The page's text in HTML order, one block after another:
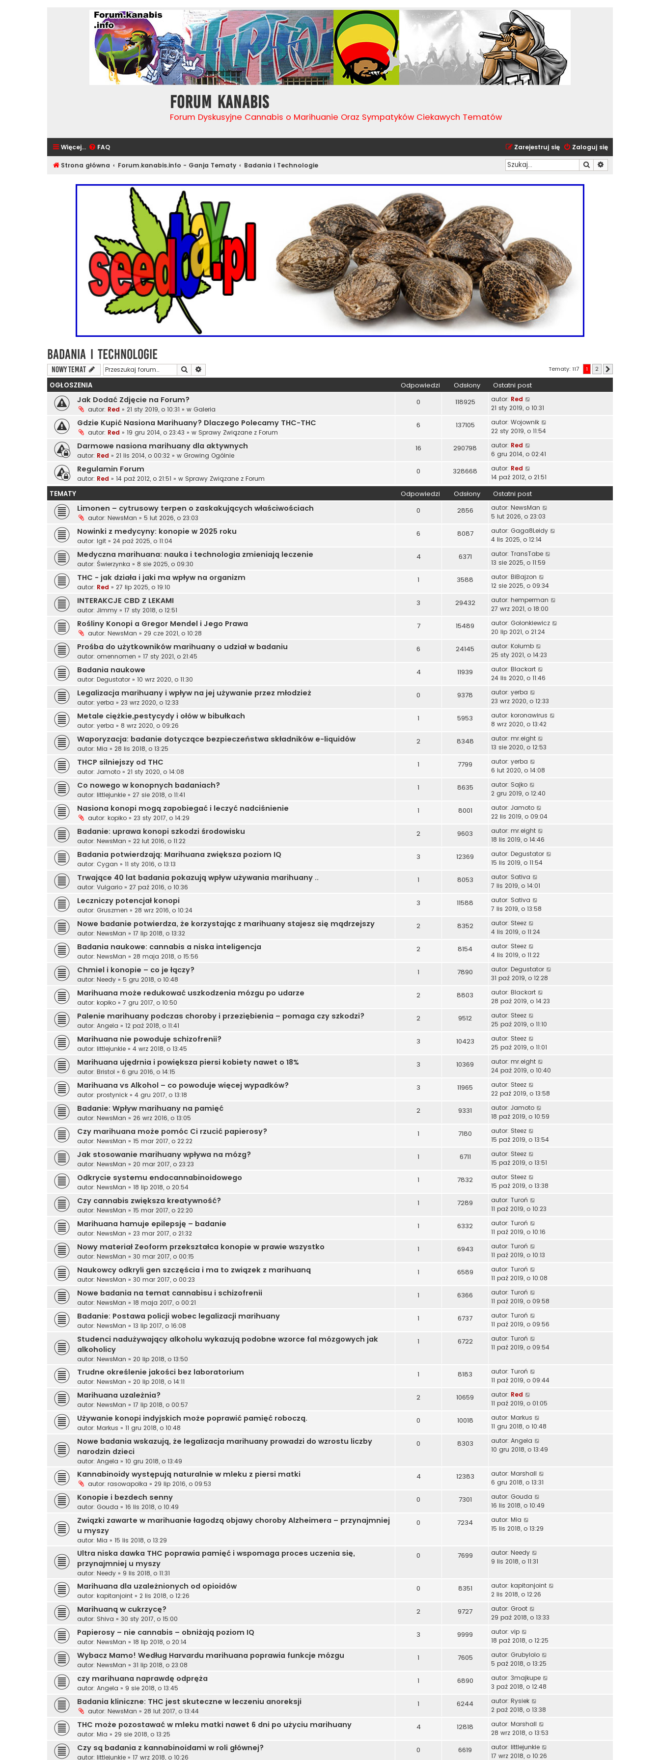
Forum Kanabis
Forum Dyskusyjne Cannabis o Marihuanie Oraz Sympatyków Ciekawych Tematów
Więcej… FAQ Zaloguj się
Zarejestruj się
Strona główna Forum.kanabis.info - Ganja Tematy Badania i Technologie Szukaj
Badania i Technologie
NOWY TEMAT Szukaj Tematy: 117 1 2
OGŁOSZENIA Odpowiedzi Odsłony Ostatni post
Jak Dodać Zdjęcie na Forum?
autor: Red » 21 sty 2019, o 10:31 » w Galeria
0 118925 autor: Red
21 sty 2019, o 10:31
Gdzie Kupić Nasiona Marihuany? Dlaczego Polecamy THC-THC
autor: Red » 19 gru 2014, o 23:43 » w Sprawy Związane z Forum
6 137105 autor: Wojownik
22 sty 2019, o 11:54
Darmowe nasiona marihuany dla aktywnych
autor: Red » 21 lis 2014, o 00:32 » w Growing Ogólnie
16 290798 autor: Red
6 gru 2014, o 02:41
Regulamin Forum
autor: Red » 14 paź 2012, o 21:51 » w Sprawy Związane z Forum
0 328668 autor: Red
14 paź 2012, o 21:51
TEMATY Odpowiedzi Odsłony Ostatni post
Limonen – cytrusowy terpen o zaskakujących właściwościach
autor: NewsMan » 5 lut 2026, o 23:03
0 2856 autor: NewsMan
5 lut 2026, o 23:03
Nowinki z medycyny: konopie w 2025 roku
autor: Igit » 24 paź 2025, o 11:04
6 8087 autor: Gaga8Leidy
4 lis 2025, o 12:14
Medyczna marihuana: nauka i technologia zmieniają leczenie
autor: Świerzynka » 8 sie 2025, o 09:30
4 6371 autor: TransTabe
13 sie 2025, o 11:59
THC - jak działa i jaki ma wpływ na organizm
autor: Red » 27 lip 2025, o 19:10
1 3588 autor: BiBajzon
12 sie 2025, o 09:34
INTERAKCJE CBD Z LEKAMI
autor: Jimmy » 17 sty 2018, o 12:51
3 29432 autor: hemperman
27 wrz 2021, o 18:00
Rośliny Konopi a Gregor Mendel i Jego Prawa
autor: NewsMan » 29 cze 2021, o 10:28
7 15489 autor: Golonkiewicz
20 lip 2021, o 21:24
Prośba do użytkowników marihuany o udział w badaniu
autor: omennomen » 17 sty 2021, o 21:45
6 24145 autor: Kolumb
25 sty 2021, o 14:23
Badania naukowe
autor: Degustator » 10 wrz 2020, o 11:30
4 11939 autor: Blackart
24 lis 2020, o 11:46
Legalizacja marihuany i wpływ na jej używanie przez młodzież
autor: yerba » 23 wrz 2020, o 12:33
0 9378 autor: yerba
23 wrz 2020, o 12:33
Metale ciężkie,pestycydy i ołów w bibułkach
autor: yerba » 8 wrz 2020, o 09:26
1 5953 autor: koronawirus
8 wrz 2020, o 13:42
Waporyzacja: badanie dotyczące bezpieczeństwa składników e-liquidów
autor: Mia » 28 lis 2018, o 13:25
2 8348 autor: mr.eight
13 sie 2020, o 12:53
THCP silniejszy od THC
autor: Jamoto » 21 sty 2020, o 14:08
1 7799 autor: yerba
6 lut 2020, o 14:08
Co nowego w konopnych badaniach?
autor: littlejunkie » 27 sie 2018, o 11:41
1 8635 autor: Sajko
2 gru 2019, o 12:40
Nasiona konopi mogą zapobiegać i leczyć nadciśnienie
autor: kopiko » 23 sty 2017, o 14:29
1 8001 autor: Jamoto
22 lis 2019, o 09:04
Badanie: uprawa konopi szkodzi środowisku
autor: NewsMan » 22 lut 2016, o 11:22
2 9603 autor: mr.eight
18 lis 2019, o 14:46
Badania potwierdzają: Marihuana zwiększa poziom IQ
autor: Cygan » 11 sty 2016, o 13:13
3 12369 autor: Degustator
15 lis 2019, o 11:54
Trwające 40 lat badania pokazują wpływ używania marihuany ..
autor: Vulgario » 27 paź 2016, o 10:36
1 8053 autor: Sativa
7 lis 2019, o 14:01
Leczniczy potencjał konopi
autor: Gruszmen » 28 wrz 2016, o 10:24
3 11588 autor: Sativa
7 lis 2019, o 13:58
Nowe badanie potwierdza, że korzystając z marihuany stajesz się mądrzejszy
autor: NewsMan » 17 lip 2018, o 13:32
2 8352 autor: Steez
4 lis 2019, o 11:24
Badania naukowe: cannabis a niska inteligencja
autor: NewsMan » 28 maja 2018, o 15:56
2 8154 autor: Steez
4 lis 2019, o 11:22
Chmiel i konopie – co je łączy?
autor: Needy » 5 gru 2018, o 10:48
1 7890 autor: Degustator
31 paź 2019, o 12:28
Marihuana może redukować uszkodzenia mózgu po udarze
autor: kopiko » 7 gru 2017, o 10:50
2 8803 autor: Blackart
28 paź 2019, o 14:23
Palenie marihuany podczas choroby i przeziębienia – pomaga czy szkodzi?
autor: Angela » 12 paź 2018, o 11:41
2 9512 autor: Steez
25 paź 2019, o 11:10
Marihuana nie powoduje schizofrenii?
autor: littlejunkie » 4 wrz 2018, o 13:45
3 10423 autor: Steez
25 paź 2019, o 11:01
Marihuana ujędrnia i powiększa piersi kobiety nawet o 18%
autor: Bristol » 6 gru 2016, o 14:15
3 10369 autor: mr.eight
24 paź 2019, o 10:40
Marihuana vs Alkohol – co powoduje więcej wypadków?
autor: prostynick » 4 gru 2017, o 13:18
3 11965 autor: Steez
22 paź 2019, o 13:58
Badanie: Wpływ marihuany na pamięć
autor: NewsMan » 26 wrz 2016, o 13:05
2 9331 autor: Jamoto
18 paź 2019, o 10:59
Czy marihuana może pomóc Ci rzucić papierosy?
autor: NewsMan » 15 mar 2017, o 22:22
1 7180 autor: Steez
15 paź 2019, o 13:54
Jak stosowanie marihuany wpływa na mózg?
autor: NewsMan » 20 mar 2017, o 23:23
1 6711 autor: Steez
15 paź 2019, o 13:51
Odkrycie systemu endocannabinoidowego
autor: NewsMan » 18 lip 2018, o 20:54
1 7832 autor: Steez
15 paź 2019, o 13:38
Czy cannabis zwiększa kreatywność?
autor: NewsMan » 15 mar 2017, o 22:20
1 7289 autor: Turoń
11 paź 2019, o 10:23
Marihuana hamuje epilepsję – badanie
autor: NewsMan » 23 mar 2017, o 21:32
1 6332 autor: Turoń
11 paź 2019, o 10:16
Nowy materiał Zeoform przekształca konopie w prawie wszystko
autor: NewsMan » 30 mar 2017, o 00:15
1 6943 autor: Turoń
11 paź 2019, o 10:13
Naukowcy odkryli gen szczęścia i ma to związek z marihuaną
autor: NewsMan » 30 mar 2017, o 00:23
1 6589 autor: Turoń
11 paź 2019, o 10:08
Nowe badania na temat cannabisu i schizofrenii
autor: NewsMan » 18 maja 2017, o 00:21
1 6366 autor: Turoń
11 paź 2019, o 09:58
Badanie: Postawa policji wobec legalizacji marihuany
autor: NewsMan » 13 lip 2017, o 16:08
1 6737 autor: Turoń
11 paź 2019, o 09:56
Studenci nadużywający alkoholu wykazują podobne wzorce fal mózgowych jak
alkoholicy
autor: NewsMan » 20 lip 2018, o 13:50
1 6722 autor: Turoń
11 paź 2019, o 09:54
Trudne określenie jakości bez laboratorium
autor: NewsMan » 20 lip 2018, o 14:11
1 8183 autor: Turoń
11 paź 2019, o 09:44
Marihuana uzależnia?
autor: NewsMan » 17 lip 2018, o 00:57
2 10659 autor: Red
11 paź 2019, o 01:05
Używanie konopi indyjskich może poprawić pamięć roboczą.
autor: Markus » 11 gru 2018, o 10:48
0 10018 autor: Markus
11 gru 2018, o 10:48
Nowe badania wskazują, że legalizacja marihuany prowadzi do wzrostu liczby
narodzin dzieci
autor: Angela » 10 gru 2018, o 13:49
0 8303 autor: Angela
10 gru 2018, o 13:49
Kannabinoidy występują naturalnie w mleku z piersi matki
autor: rasowapolka » 29 lip 2016, o 09:53
4 12383 autor: Marshall
6 gru 2018, o 13:31
Konopie i bezdech senny
autor: Gouda » 16 lis 2018, o 10:49
0 7301 autor: Gouda
16 lis 2018, o 10:49
Związki zawarte w marihuanie łagodzą objawy choroby Alzheimera – przynajmniej
u myszy
autor: Mia » 15 lis 2018, o 13:29
0 7234 autor: Mia
15 lis 2018, o 13:29
Ultra niska dawka THC poprawia pamięć i wspomaga proces uczenia się,
przynajmniej u myszy
autor: Needy » 9 lis 2018, o 11:31
0 7699 autor: Needy
9 lis 2018, o 11:31
Marihuana dla uzależnionych od opioidów
autor: kapitanjoint » 2 lis 2018, o 12:26
0 8351 autor: kapitanjoint
2 lis 2018, o 12:26
Marihuaną w cukrzycę?
autor: Shiva » 30 sty 2017, o 15:00
2 9727 autor: Groot
29 paź 2018, o 13:33
Papierosy – nie cannabis – obniżają poziom IQ
autor: NewsMan » 18 lip 2018, o 20:14
3 9999 autor: vip
18 paź 2018, o 12:25
Wybacz Mamo! Według Harvardu marihuana poprawia funkcje mózgu
autor: NewsMan » 31 lip 2018, o 23:08
1 7605 autor: Grubylolo
5 paź 2018, o 13:25
czy marihuana naprawdę odpręża
autor: Angela » 9 sie 2018, o 13:45
1 6890 autor: 3majkupe
3 paź 2018, o 12:48
Badania kliniczne: THC jest skuteczne w leczeniu anoreksji
autor: NewsMan » 28 lut 2017, o 13:44
1 6244 autor: Rysiek
2 paź 2018, o 13:38
THC może pozostawać w mleku matki nawet 6 dni po użyciu marihuany
autor: Mia » 29 sie 2018, o 13:25
4 12818 autor: Marshall
28 wrz 2018, o 13:53
Czy są badania z kannabinoidami w roli głównej?
autor: littlejunkie » 17 wrz 2018, o 10:26
0 6619 autor: littlejunkie
17 wrz 2018, o 10:26